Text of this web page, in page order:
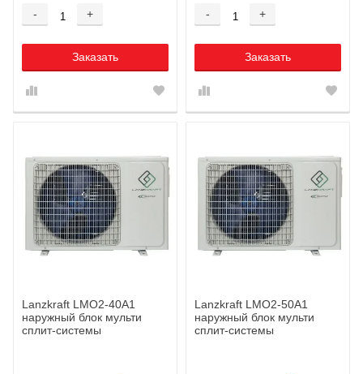
- +
Заказать
- +
Заказать
Lanzkraft LMO2-40A1
наружный блок мульти
сплит-системы
Lanzkraft LMO2-50A1
наружный блок мульти
сплит-системы